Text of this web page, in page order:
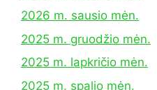
2026 m. sausio mėn.
2025 m. gruodžio mėn.
2025 m. lapkričio mėn.
2025 m. spalio mėn.